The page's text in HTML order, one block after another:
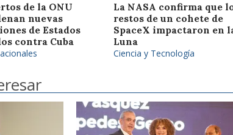
de la ONU
nuevas
de Estados
contra Cuba
La NASA confirma que
restos de un cohete de
SpaceX impactaron en
Luna
Ciencia y Tecnología